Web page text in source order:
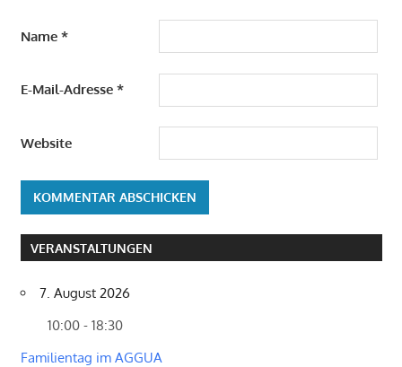
Name *
E-Mail-Adresse *
Website
VERANSTALTUNGEN
7. August 2026
10:00 - 18:30
Familientag im AGGUA